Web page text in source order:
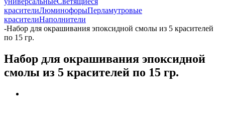
красителиЛюминофорыПерламутровые
красителиНаполнители
-Набор для окрашивания эпоксидной смолы из 5 красителей
по 15 гр.
Набор для окрашивания эпоксидной
смолы из 5 красителей по 15 гр.